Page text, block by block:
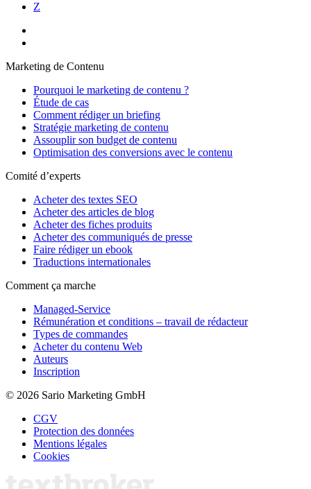
Z
Marketing de Contenu
Pourquoi le marketing de contenu ?
Étude de cas
Comment rédiger un briefing
Stratégie marketing de contenu
Assouplir son budget de contenu
Optimisation des conversions avec le contenu
Comité d’experts
Acheter des textes SEO
Acheter des articles de blog
Acheter des fiches produits
Acheter des communiqués de presse
Faire rédiger un ebook
Traductions internationales
Comment ça marche
Managed-Service
Rémunération et conditions – travail de rédacteur
Types de commandes
Acheter du contenu Web
Auteurs
Inscription
© 2026 Sario Marketing GmbH
CGV
Protection des données
Mentions légales
Cookies